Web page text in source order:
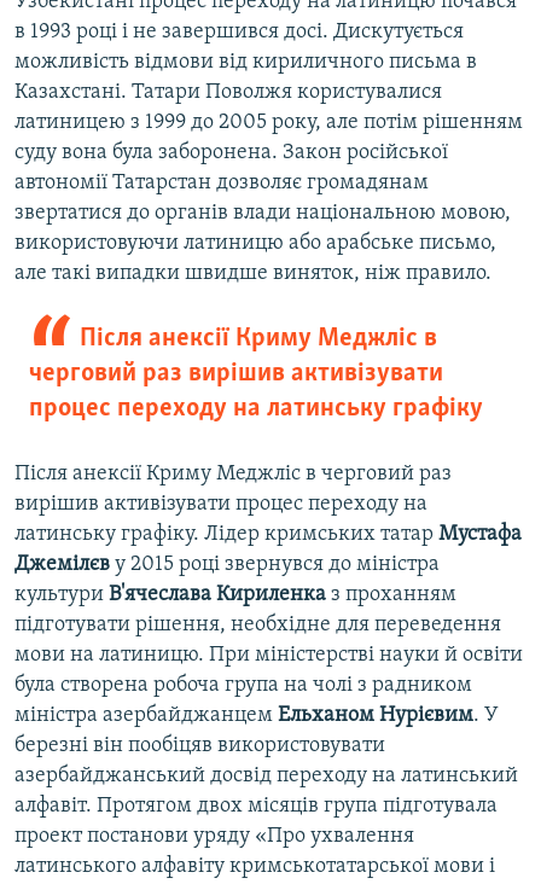
в 1993 році і не завершився досі. Дискутується
можливість відмови від кириличного письма в
Казахстані. Татари Поволжя користувалися
латиницею з 1999 до 2005 року, але потім рішенням
суду вона була заборонена. Закон російської
автономії Татарстан дозволяє громадянам
звертатися до органів влади національною мовою,
використовуючи латиницю або арабське письмо,
але такі випадки швидше виняток, ніж правило.
Після анексії Криму Меджліс в
черговий раз вирішив активізувати
процес переходу на латинську графіку
Після анексії Криму Меджліс в черговий раз
вирішив активізувати процес переходу на
латинську графіку. Лідер кримських татар Мустафа
Джемілєв у 2015 році звернувся до міністра
культури В'ячеслава Кириленка з проханням
підготувати рішення, необхідне для переведення
мови на латиницю. При міністерстві науки й освіти
була створена робоча група на чолі з радником
міністра азербайджанцем Ельханом Нурієвим. У
березні він пообіцяв використовувати
азербайджанський досвід переходу на латинський
алфавіт. Протягом двох місяців група підготувала
проект постанови уряду «Про ухвалення
латинського алфавіту кримськотатарської мови і